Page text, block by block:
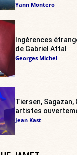
Yann Montero
Ingérences
de Gabriel Attal
Georges Michel
Tiersen, Sagazan,
artistes
Jean Kast